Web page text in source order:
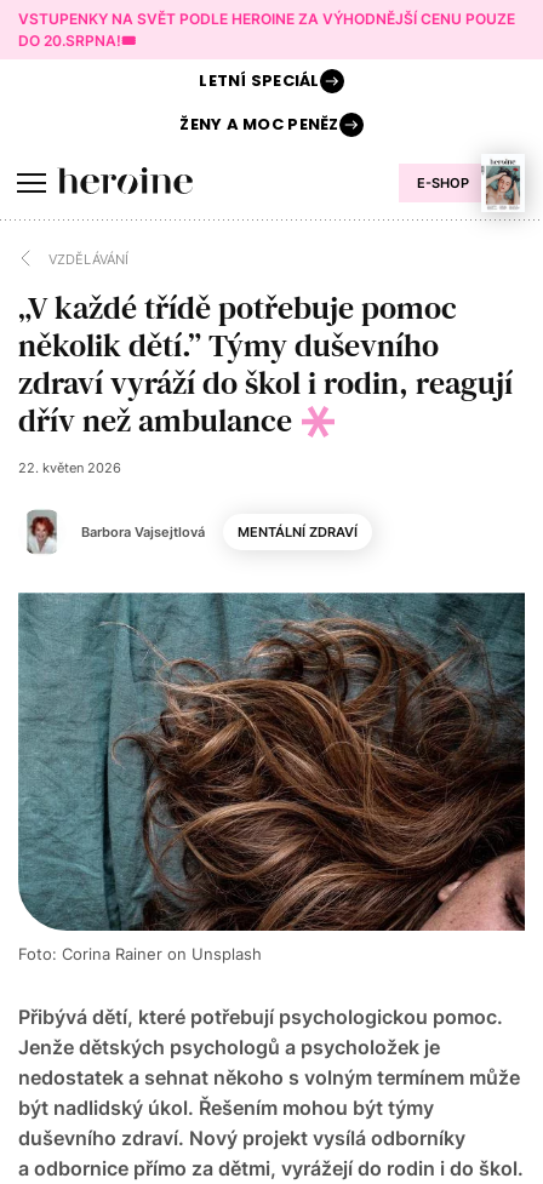
VSTUPENKY NA SVĚT PODLE HEROINE ZA VÝHODNĚJŠÍ CENU POUZE
DO 20.SRPNA!🎟️
E-SHOP
LETNÍ SPECIÁL
ŽENY AMOC PENĚZ
VZDĚLÁVÁNÍ
„V každé třídě potřebuje pomoc
několik dětí.” Týmy duševního
zdraví vyráží do škol i rodin, reagují
dřív než ambulance
Barbora Vajsejtlová
22. květen 2026
MENTÁLNÍ ZDRAVÍ
Přibývá dětí, které potřebují psychologickou pomoc.
Jenže dětských psychologů a psycholožek je
nedostatek a sehnat někoho s volným termínem může
být nadlidský úkol. Řešením mohou být týmy
duševního zdraví. Nový projekt vysílá odborníky
a odbornice přímo za dětmi, vyrážejí do rodin i do škol.
Foto: Corina Rainer on Unsplash